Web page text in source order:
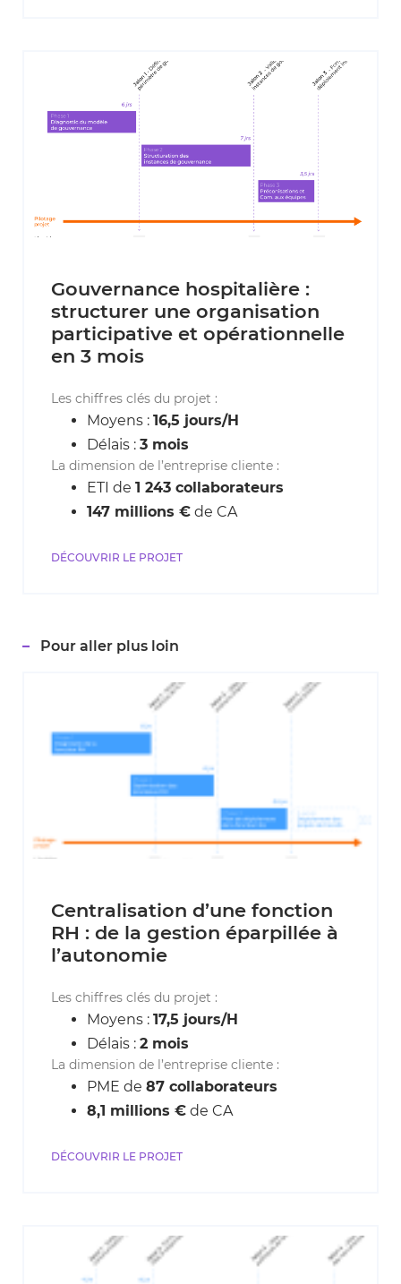
Gouvernance hospitalière :
structurer une organisation
participative et opérationnelle
en 3 mois
Les chiffres clés du projet :
Moyens : 16,5 jours/H
Délais : 3 mois
La dimension de l’entreprise cliente :
ETI de 1 243 collaborateurs
147 millions € de CA
DÉCOUVRIR LE PROJET
Pour aller plus loin
Centralisation d’une fonction
RH : de la gestion éparpillée à
l’autonomie
Les chiffres clés du projet :
Moyens : 17,5 jours/H
Délais : 2 mois
La dimension de l’entreprise cliente :
PME de 87 collaborateurs
8,1 millions € de CA
DÉCOUVRIR LE PROJET